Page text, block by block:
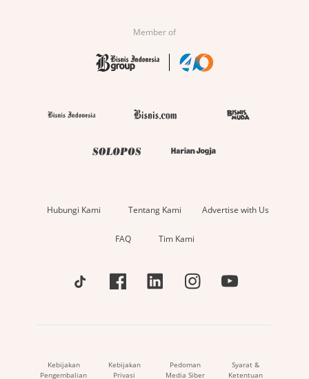
Member of
Hubungi Kami Tentang Kami Advertise with Us
FAQ Tim Kami
Kebijakan
Pengembalian
Kebijakan
Privasi
Pedoman
Media Siber
Syarat &
Ketentuan